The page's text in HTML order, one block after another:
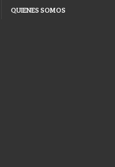
QUIENES SOMOS